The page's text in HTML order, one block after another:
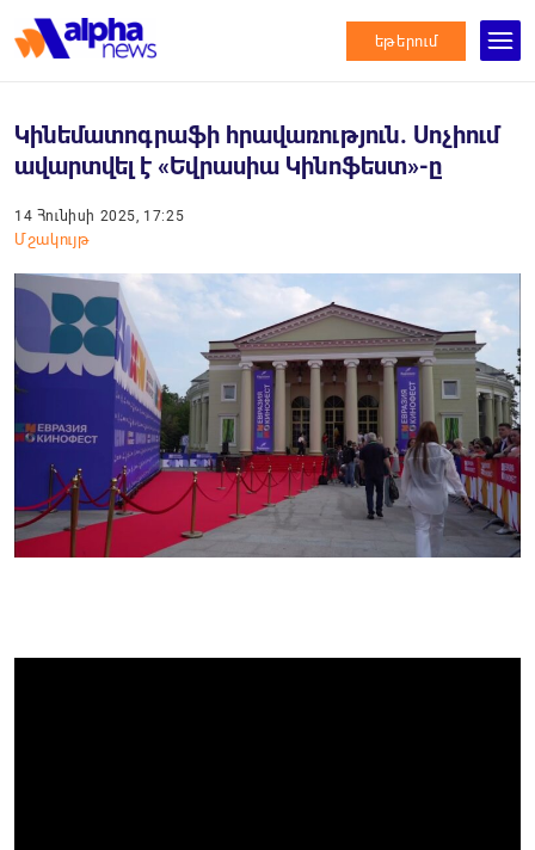
եթերում
Կինեմատոգրաֆի հրավառություն. Սոչիում
ավարտվել է «Եվրասիա Կինոֆեստ»-ը
14 Հունիսի 2025, 17:25
Մշակույթ